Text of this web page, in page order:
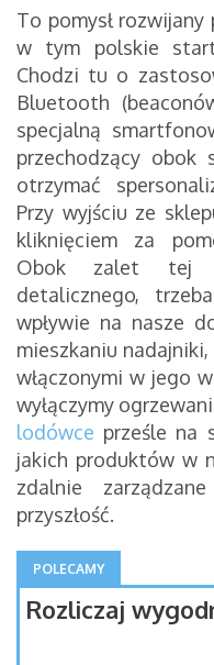
To pomysł
w tym polskie
Chodzi tu o
Bluetooth
specjalną
przechodzący obok
otrzymać
Przy wyjściu ze
kliknięciem za
Obok zalet tej
detalicznego,
wpływie na nasze
mieszkaniu
włączonymi w jego
wyłączymy
lodówce prześle na
jakich produktów w
zdalnie
przyszłość.
POLECAMY
Rozliczaj